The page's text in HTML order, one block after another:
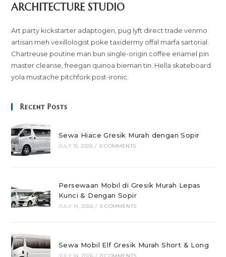
ARCHITECTURE STUDIO
Art party kickstarter adaptogen, pug lyft direct trade venmo
artisan meh vexillologist poke taxidermy offal marfa sartorial.
Chartreuse poutine man bun single-origin coffee enamel pin
master cleanse, freegan quinoa bieman tin. Hella skateboard
yola mustache pitchfork post-ironic.
Recent Posts
Sewa Hiace Gresik Murah dengan Sopir
JULY 15, 2026 / 0 COMMENTS
Persewaan Mobil di Gresik Murah Lepas
Kunci & Dengan Sopir
JULY 14, 2026 / 0 COMMENTS
Sewa Mobil Elf Gresik Murah Short & Long